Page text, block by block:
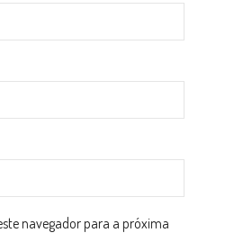
navegador para a próxima